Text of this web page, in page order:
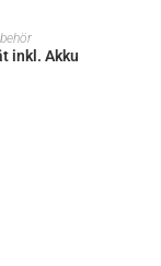
inkl. Akku